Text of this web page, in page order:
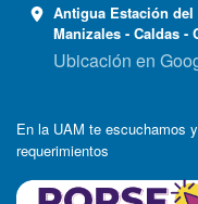
Antigua Estación
Manizales - Caldas -
Ubicación en
En la UAM te escuchamos
requerimientos